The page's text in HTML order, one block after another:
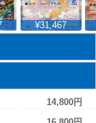
¥31,467
14,800円